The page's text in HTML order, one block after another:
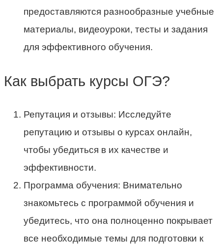
предоставляются разнообразные учебные
материалы, видеоуроки, тесты и задания
для эффективного обучения.
Как выбрать курсы ОГЭ?
Репутация и отзывы: Исследуйте
репутацию и отзывы о курсах онлайн,
чтобы убедиться в их качестве и
эффективности.
Программа обучения: Внимательно
знакомьтесь с программой обучения и
убедитесь, что она полноценно покрывает
все необходимые темы для подготовки к